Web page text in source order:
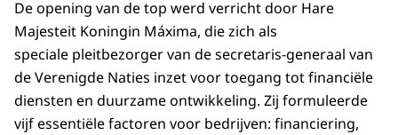
De opening van de top werd verricht door Hare
Majesteit Koningin Máxima, die zich als
speciale pleitbezorger van de secretaris-generaal van
de Verenigde Naties inzet voor toegang tot financiële
diensten en duurzame ontwikkeling. Zij formuleerde
vijf essentiële factoren voor bedrijven: financiering,